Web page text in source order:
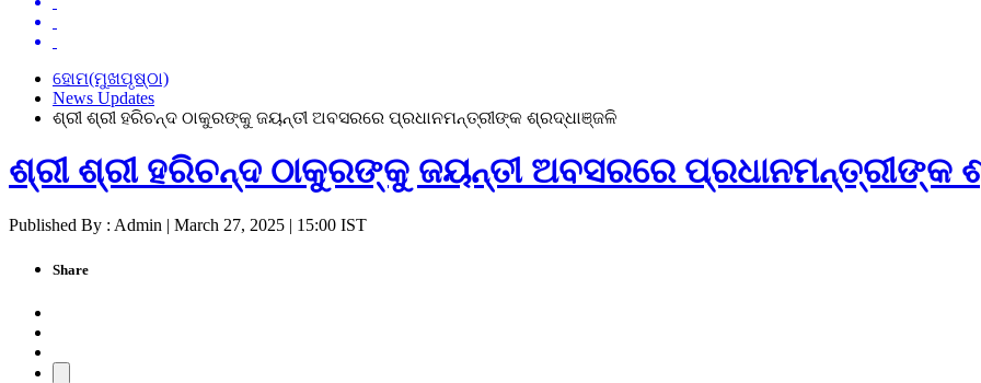
ହୋମ(ମୁଖପୃଷ୍ଠା)
News Updates
ଶ୍ରୀ ଶ୍ରୀ ହରିଚନ୍ଦ ଠାକୁରଙ୍କୁ ଜୟନ୍ତୀ ଅବସରରେ ପ୍ରଧାନମନ୍ତ୍ରୀଙ୍କ ଶ୍ରଦ୍ଧାଞ୍ଜଳି
ଶ୍ରୀ ଶ୍ରୀ ହରିଚନ୍ଦ ଠାକୁରଙ୍କୁ ଜୟନ୍ତୀ ଅବସରରେ ପ୍ରଧାନମନ୍ତ୍ରୀଙ୍କ
Published By : Admin | March 27, 2025 | 15:00 IST
Share